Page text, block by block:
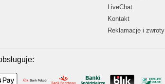
LiveChat
Kontakt
Reklamacje i zwroty